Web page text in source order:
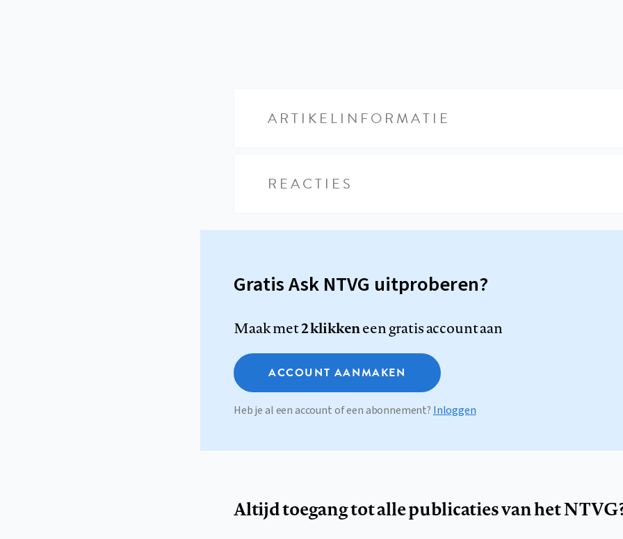
ARTIKELINFORMATIE
REACTIES
Gratis Ask NTVG uitproberen?
Maak met2 klikkeneen gratis account aan
ACCOUNT AANMAKEN
Heb je al een account of een abonnement? Inloggen
Altijd toegang tot alle publicaties van het